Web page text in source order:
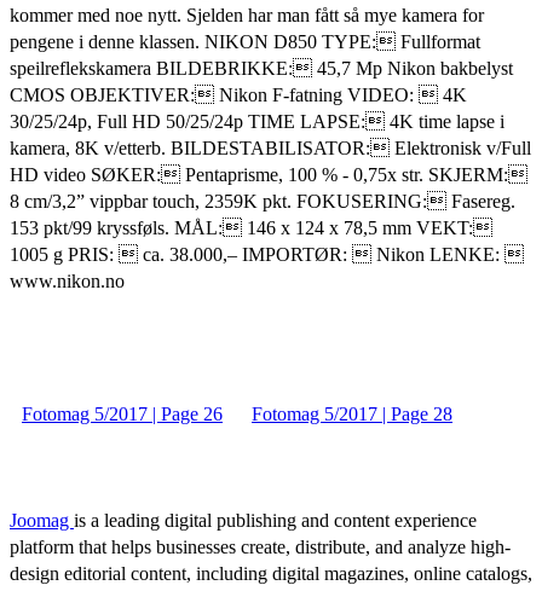
kommer med noe nytt. Sjelden har man fått så mye kamera for
pengene i denne klassen. NIKON D850 TYPE: Fullformat
speilreflekskamera BILDEBRIKKE: 45,7 Mp Nikon bakbelyst
CMOS OBJEKTIVER: Nikon F-fatning VIDEO:  4K
30/25/24p, Full HD 50/25/24p TIME LAPSE: 4K time lapse i
kamera, 8K v/etterb. BILDESTABILISATOR: Elektronisk v/Full
HD video SØKER: Pentaprisme, 100 % - 0,75x str. SKJERM:
8 cm/3,2” vippbar touch, 2359K pkt. FOKUSERING: Fasereg.
153 pkt/99 kryssføls. MÅL: 146 x 124 x 78,5 mm VEKT:
1005 g PRIS:  ca. 38.000,– IMPORTØR:  Nikon LENKE: 
www.nikon.no
Fotomag 5/2017 | Page 26 Fotomag 5/2017 | Page 28
Joomag is a leading digital publishing and content experience
platform that helps businesses create, distribute, and analyze high-
design editorial content, including digital magazines, online catalogs,